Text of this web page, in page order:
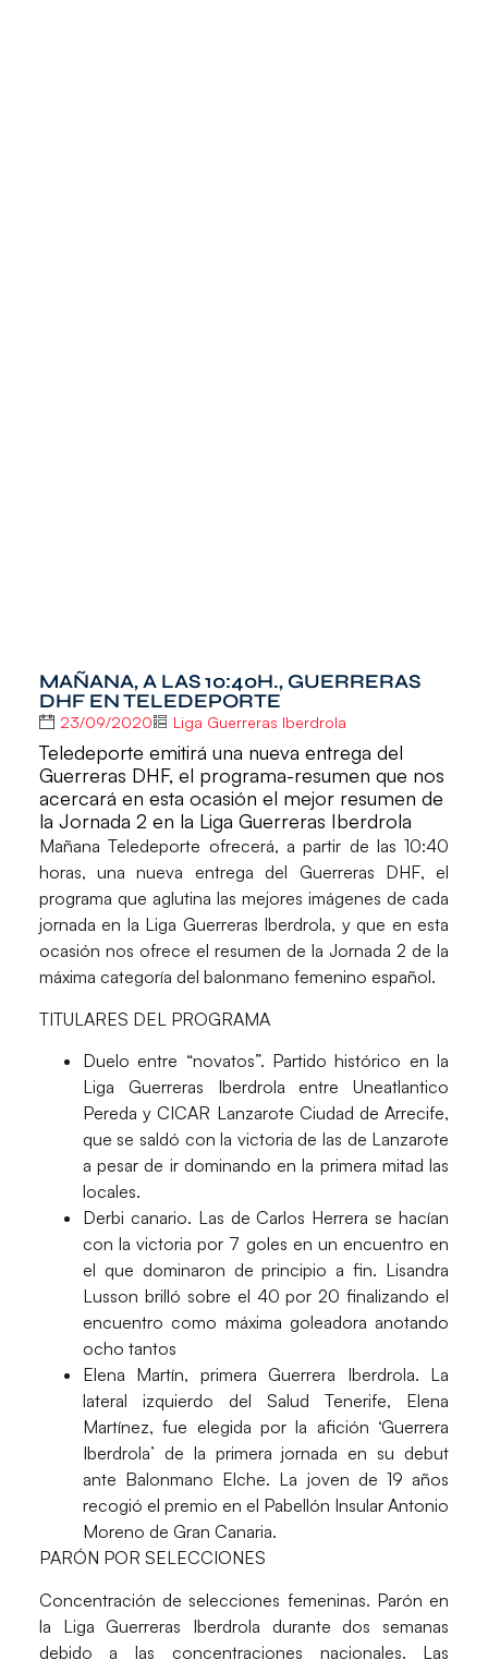
MAÑANA, A LAS 10:40H., GUERRERAS
DHF EN TELEDEPORTE
23/09/2020 Liga Guerreras Iberdrola
Teledeporte emitirá una nueva entrega del
Guerreras DHF, el programa-resumen que nos
acercará en esta ocasión el mejor resumen de
la Jornada 2 en la Liga Guerreras Iberdrola
MañanaTeledeporte ofrecerá, a partir de las 10:40
horas, una nueva entrega del Guerreras DHF, el
programa que aglutina las mejores imágenes de cada
jornada en la Liga Guerreras Iberdrola, y que en esta
ocasión nos ofrece el resumen de laJornada 2 de la
máxima categoría del balonmano femenino español.
TITULARES DEL PROGRAMA
Duelo entre “novatos”. Partido histórico en la
Liga Guerreras Iberdrola entre Uneatlantico
Pereda y CICAR Lanzarote Ciudad de Arrecife,
que se saldó con la victoria de las de Lanzarote
a pesar de ir dominando en la primera mitad las
locales.
Derbi canario. Las de Carlos Herrera se hacían
con la victoria por 7 goles en un encuentro en
el que dominaron de principio a fin. Lisandra
Lusson brilló sobre el 40 por 20 finalizando el
encuentro como máxima goleadora anotando
ocho tantos
Elena Martín, primera Guerrera Iberdrola. La
lateral izquierdo del Salud Tenerife, Elena
Martínez, fue elegida por la afición ‘Guerrera
Iberdrola’ de la primera jornada en su debut
ante Balonmano Elche. La joven de 19 años
recogió el premio en el Pabellón Insular Antonio
Moreno de Gran Canaria.
PARÓN POR SELECCIONES
Concentración de selecciones femeninas. Parón en
la Liga Guerreras Iberdrola durante dos semanas
debido a las concentraciones nacionales. Las